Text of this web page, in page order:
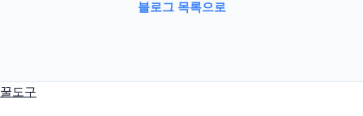
블로그 목록으로
꿀도구